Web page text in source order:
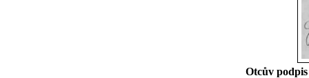
Otcův